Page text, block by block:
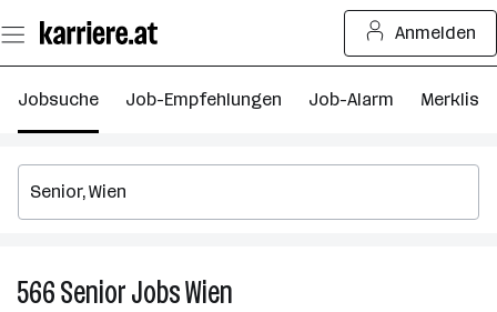
Seiteninhalt
springen
Anmelden
Jobsuche Job-Empfehlungen Job-Alarm Merkliste
566SeniorJobsWien